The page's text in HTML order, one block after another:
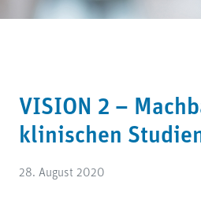
VISION 2 –
klinischen
28. August 2020